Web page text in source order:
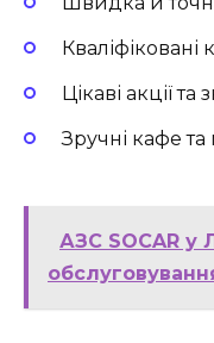
Кваліфіковані
Цікаві акції
Зручні кафе та
АЗС SOCAR у